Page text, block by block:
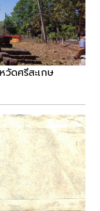
ดศรีสะเกษ